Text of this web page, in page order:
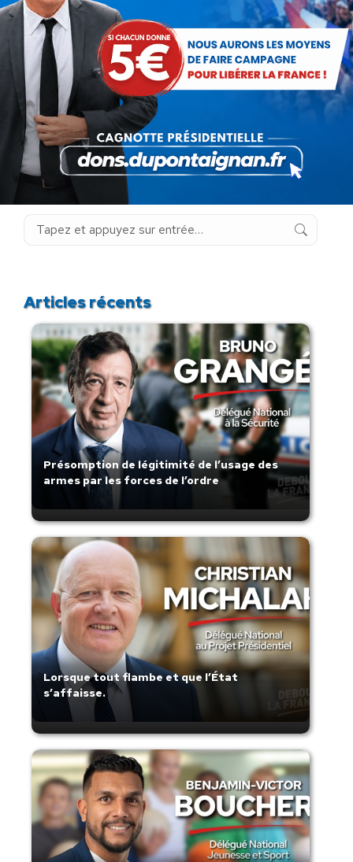
La France au seuil d’un
engrenage stratégique ?
15 juillet 2026
Rechercher
Recherche
Articles récents
Présomption de légitimité de l’usage des
armes par les forces de l’ordre
Lorsque tout flambe et que l’État
s’affaisse.